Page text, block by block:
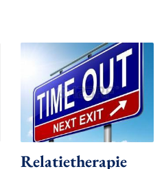
Relatietherapie